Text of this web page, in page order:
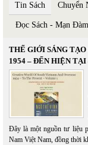
Tin Sách Chuyển
Đọc Sách - Mạn Đàm
THẾ GIỚI SÁNG
1954 – ĐẾN HIỆN TẠI
Đây là một nguồn tư liệu
Nam Việt Nam, đồng thời